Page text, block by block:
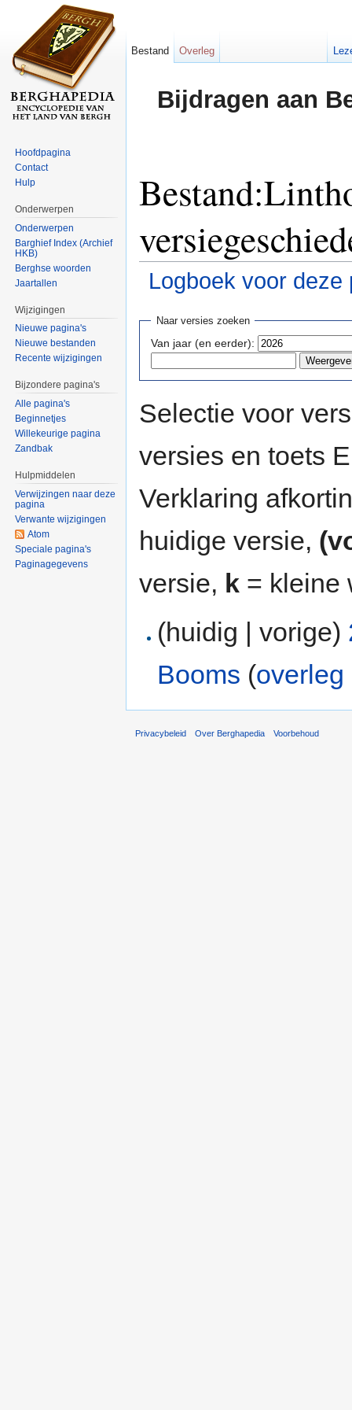
Bijdragen aan
Logboek voor deze
Naar versies zoeken
Van jaar (en eerder):
Selectie voor
versies en toets
Verklaring
huidige versie,
versie, k = kleine
(huidig | vorige)
Booms (overleg
Bestand Overleg
Hoofdpagina
Contact
Hulp
Onderwerpen
Onderwerpen
Barghief Index (Archief
HKB)
Berghse woorden
Jaartallen
Wijzigingen
Nieuwe pagina's
Nieuwe bestanden
Recente wijzigingen
Bijzondere pagina's
Alle pagina's
Beginnetjes
Willekeurige pagina
Zandbak
Hulpmiddelen
Verwijzingen naar deze
pagina
Verwante wijzigingen
Atom
Speciale pagina's
Paginagegevens
Privacybeleid Over Berghapedia Voorbehoud